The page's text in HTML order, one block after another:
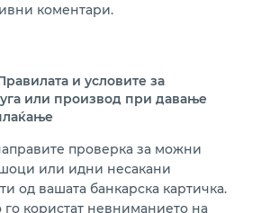
коментари.
и условите за
или производ при давање
проверка за можни
или идни несакани
од вашата банкарска картичка.
користат невниманието на